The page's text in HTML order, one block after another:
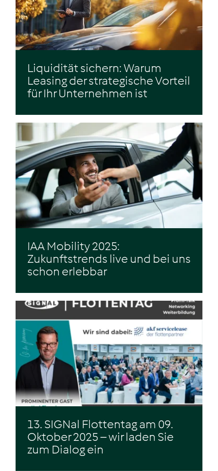
Liquidität sichern: Warum
Leasing der strategische Vorteil
für Ihr Unternehmen ist
IAA Mobility 2025:
Zukunftstrends live und bei uns
schon erlebbar
13. SIGNal Flottentag am 09.
Oktober 2025 – wir laden Sie
zum Dialog ein